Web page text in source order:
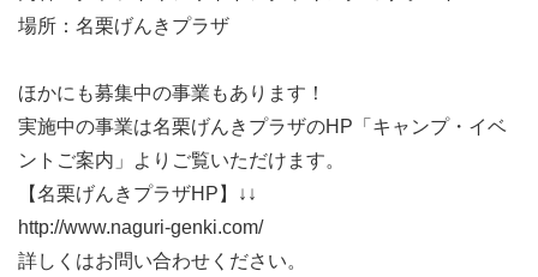
場所：名栗げんきプラザ
ほかにも募集中の事業もあります！
実施中の事業は名栗げんきプラザのHP「キャンプ・イベ
ントご案内」よりご覧いただけます。
【名栗げんきプラザHP】↓↓
http://www.naguri-genki.com/
詳しくはお問い合わせください。